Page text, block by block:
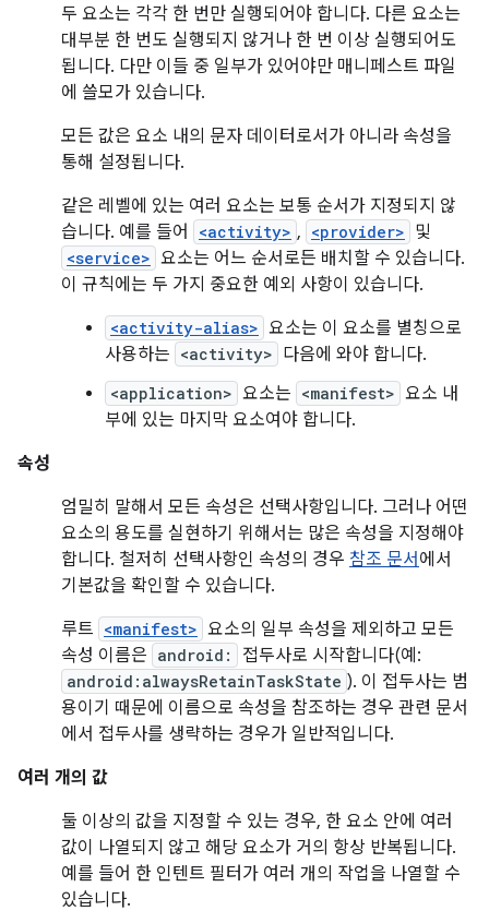
두 요소는 각각 한 번만 실행되어야 합니다. 다른 요소는
대부분 한 번도 실행되지 않거나 한 번 이상 실행되어도
됩니다. 다만 이들 중 일부가 있어야만 매니페스트 파일
에 쓸모가 있습니다.
모든 값은 요소 내의 문자 데이터로서가 아니라 속성을
통해 설정됩니다.
같은 레벨에 있는 여러 요소는 보통 순서가 지정되지 않
습니다. 예를 들어
<activity> , <provider> 및
<service> 요소는 어느 순서로든 배치할 수 있습니다.
이 규칙에는 두 가지 중요한 예외 사항이 있습니다.
<activity-alias> 요소는 이 요소를 별칭으로
사용하는 <activity> 다음에 와야 합니다.
<application> 요소는 <manifest> 요소 내
부에 있는 마지막 요소여야 합니다.
속성
엄밀히 말해서 모든 속성은 선택사항입니다. 그러나 어떤
요소의 용도를 실현하기 위해서는 많은 속성을 지정해야
합니다. 철저히 선택사항인 속성의 경우 참조 문서 에서
기본값을 확인할 수 있습니다.
루트 <manifest> 요소의 일부 속성을 제외하고 모든
속성 이름은 android: 접두사로 시작합니다(예:
android:alwaysRetainTaskState ). 이 접두사는 범
용이기 때문에 이름으로 속성을 참조하는 경우 관련 문서
에서 접두사를 생략하는 경우가 일반적입니다.
여러 개의 값
둘 이상의 값을 지정할 수 있는 경우, 한 요소 안에 여러
값이 나열되지 않고 해당 요소가 거의 항상 반복됩니다.
예를 들어 한 인텐트 필터가 여러 개의 작업을 나열할 수
있습니다.